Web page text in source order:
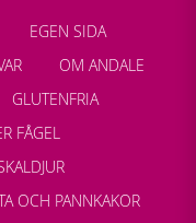
EGEN SIDA
OM ANDALE
GLUTENFRIA
FÅGEL
OCH PANNKAKOR